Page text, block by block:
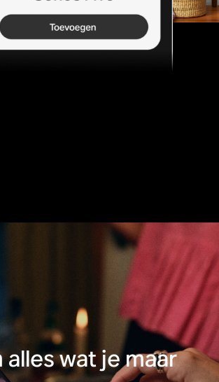
alles wat je maar